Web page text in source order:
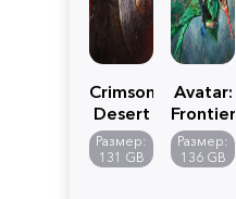
Crimson
Desert
Размер:
131 GB
Avatar:
Frontiers
of
Pandora
Размер:
136 GB